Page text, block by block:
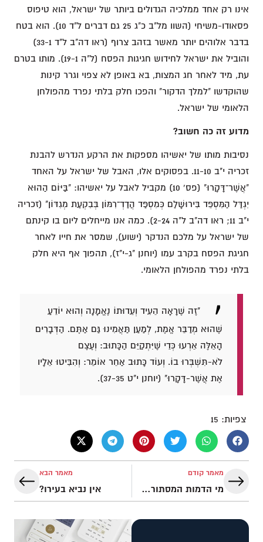
אינו רק אחד ממלכיה הגדולים ביותר של ישראל, הוא טיפוס
פסאודו-משיחי (השוו מל"ב כ"ג 25 גם דברים ל"ד 10). הוא בטח
בדבר אלוהים יותר מאשר בזהב צרוף (ראו דה"ב ל"ד 33-1)
והוביל את ישראל לחידוש חגיגות הפסח (ל"ה 19-1). מותו בטרם
עת, מיד לאחר חג המצות, בא באופן לא צפוי וגרר קינות
שהוקדשו "למלך הדקור" והפכו חלק בלתי נפרד מהפולחן
הלאומי של ישראל.
מדוע זה כה חשוב?
נסיבות מותו של יאשיהו מספקות את הרקע הנדרש להבנת
זכריה י"ב 11-10. בפסוקים אלו, האבל של ישראל על האחד
"אֲשֶׁר־דָּקָרוּ" (פס' 10) מקביל לאבל על יאשיהו: "בַּיּוֹם הַהוּא
יִגְדַּל הַמִּסְפֵּד בִּירוּשָׁלִַם כְּמִסְפַּד הֲדַדְ־רִמּוֹן בְּבִקְעַת מְגִדּוֹן" (זכריה
י"ב 11; ראו דה"ב ל"ה 2-24). כמה אנו מייחלים ליום בו קינתם
של ישראל על מלכם הנדקר (ישוע), שמסר את חייו לאחר
חגיגת הפסח בקרב עמו (יוחנן "ג-י"ז), תהפוך אף היא חלק
בלתי נפרד מהפולחן הלאומי.
"זֶה שֶׁרָאָה הֵעִיד וְעֵדוּתוֹ נֶאֱמָנָה וְהוּא יוֹדֵעַ
שֶׁהוּא מְדַבֵּר אֱמֶת, לְמַעַן תַּאֲמִינוּ גַּם אַתֶּם. הַדְּבָרִים
הָאֵלֶּה אֵרְעוּ כְּדֵי שֶׁיִּתְקַיֵּם הַכָּתוּב: וְעֶצֶם
לֹא-תִּשְׁבְּרוּ בוֹ. וְעוֹד כָּתוּב אַחֵר אוֹמֵר: וְהִבִּיטוּ אֵלָיו
אֶת אֲשֶׁר-דָּקָרוּ" (יוחנן י"ט 37-35).
צפיות: 15
מאמר קודם
מי הדמות המסתורית בזכריה?
מאמר הבא
אין נביא בעירו?